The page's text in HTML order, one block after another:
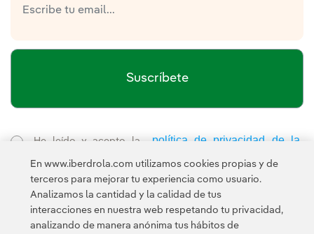
Suscríbete
He leído y acepto la
política de privacidad de la
Newsletter
Enlace externo, se abre en ventana nueva.
Esta página está protegida por reCAPTCHA y se aplican la
Política de privacidad y los
En www.iberdrola.com utilizamos cookies propias y de
terceros para mejorar tu experiencia como usuario.
Analizamos la cantidad y la calidad de tus
interacciones en nuestra web respetando tu privacidad,
analizando de manera anónima tus hábitos de